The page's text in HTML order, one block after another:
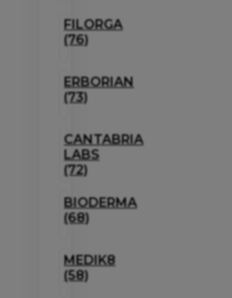
FILORGA
(76)
ERBORIAN
(73)
CANTABRIA
LABS
(72)
BIODERMA
(68)
MEDIK8
(58)